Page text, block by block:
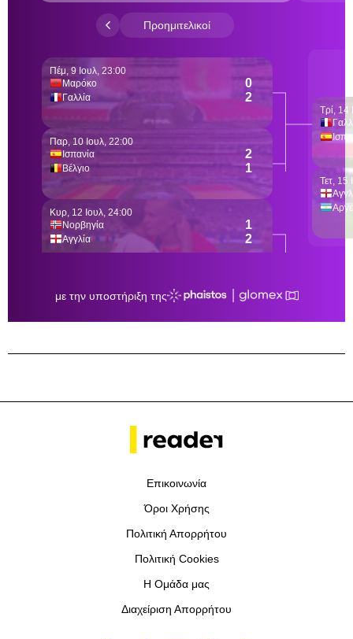
Επικοινωνία
Όροι Χρήσης
Πολιτική Απορρήτου
Πολιτική Cookies
Η Ομάδα μας
Διαχείριση Απορρήτου